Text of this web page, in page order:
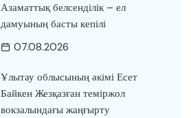
Азаматтық белсенділік – ел
дамуының басты кепілі
07.08.2026
Ұлытау облысының әкімі Есет
Байкен Жезқазған теміржол
вокзалындағы жаңғырту